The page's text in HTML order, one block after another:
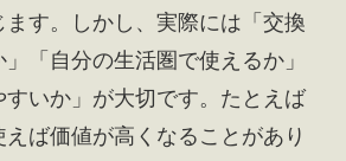
す。しかし、実際には「交換
「自分の生活圏で使えるか」
すいか」が大切です。たとえば
ば価値が高くなることがあり